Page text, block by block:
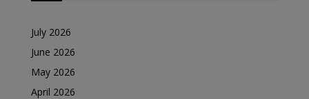
July 2026
June 2026
May 2026
April 2026